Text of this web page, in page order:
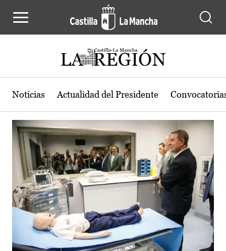
Actualidad de la región de Castilla-
Noticias Actualidad del Presidente